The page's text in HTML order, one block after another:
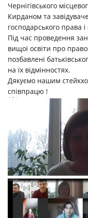
Чернiгiвського
Кирданом та
господарського права
Пiд час проведення
вищої освіти про
позбавленi
на їх вiдмiнностях.
Дякуємо нашим
спiвпрацю !